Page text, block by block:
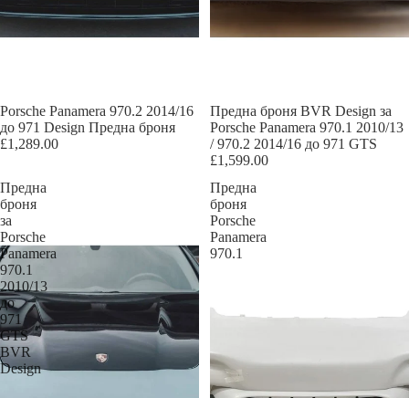
Porsche Panamera 970.2 2014/16
до 971 Design Предна броня
£1,289.00
Предна броня BVR Design за
Porsche Panamera 970.1 2010/13
/ 970.2 2014/16 до 971 GTS
£1,599.00
Предна
броня
за
Porsche
Panamera
970.1
2010/13
до
971
GTS
BVR
Design
Предна
броня
Porsche
Panamera
970.1